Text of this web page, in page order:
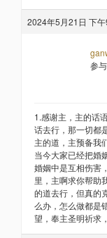
2024年5月21日 下
参
1.感谢主，主的话
话去行，那一切都
主的道，主预备我
当今大家已经把婚
婚姻中是互相伤害
里，主啊求你帮助
的道去行，但真的
么办，怎么做都是
望，奉主圣明祈求